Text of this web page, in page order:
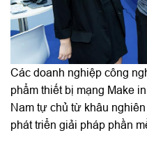
Các doanh nghiệp công
phẩm thiết bị mạng Make
Nam tự chủ từ khâu
phát triển giải pháp phần